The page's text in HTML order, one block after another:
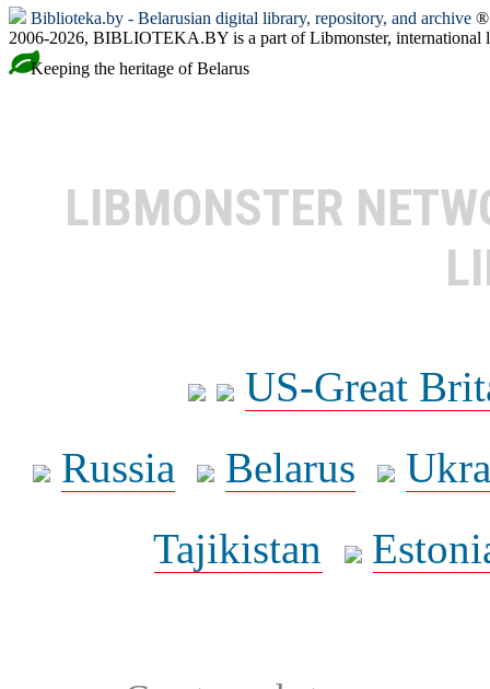
Biblioteka.by - Belarusian digital library, repository, and archive ®
2006-2026, BIBLIOTEKA.BY is a part of Libmonster, international
Keeping the heritage of Belarus
LIBMONSTER
US-Great
Russia
Belarus
Tajikistan